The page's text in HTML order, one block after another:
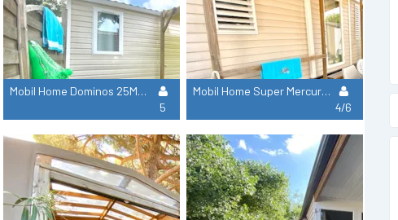
Mobil Home Dominos 25M² - 2 Habitaciones
5
Mobil Home Super Mercure 27,50M² Climatización - 2 Habitaciones (Année 2012)
4/6